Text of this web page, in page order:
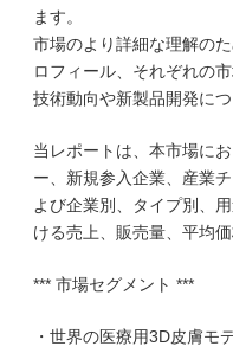
ます。
市場のより詳細な理解の
ロフィール、それぞれの
技術動向や新製品開発に
当レポートは、本市場に
ー、新規参入企業、産業
よび企業別、タイプ別、
ける売上、販売量、平均
*** 市場セグメント ***
・世界の医療用3D皮膚モ